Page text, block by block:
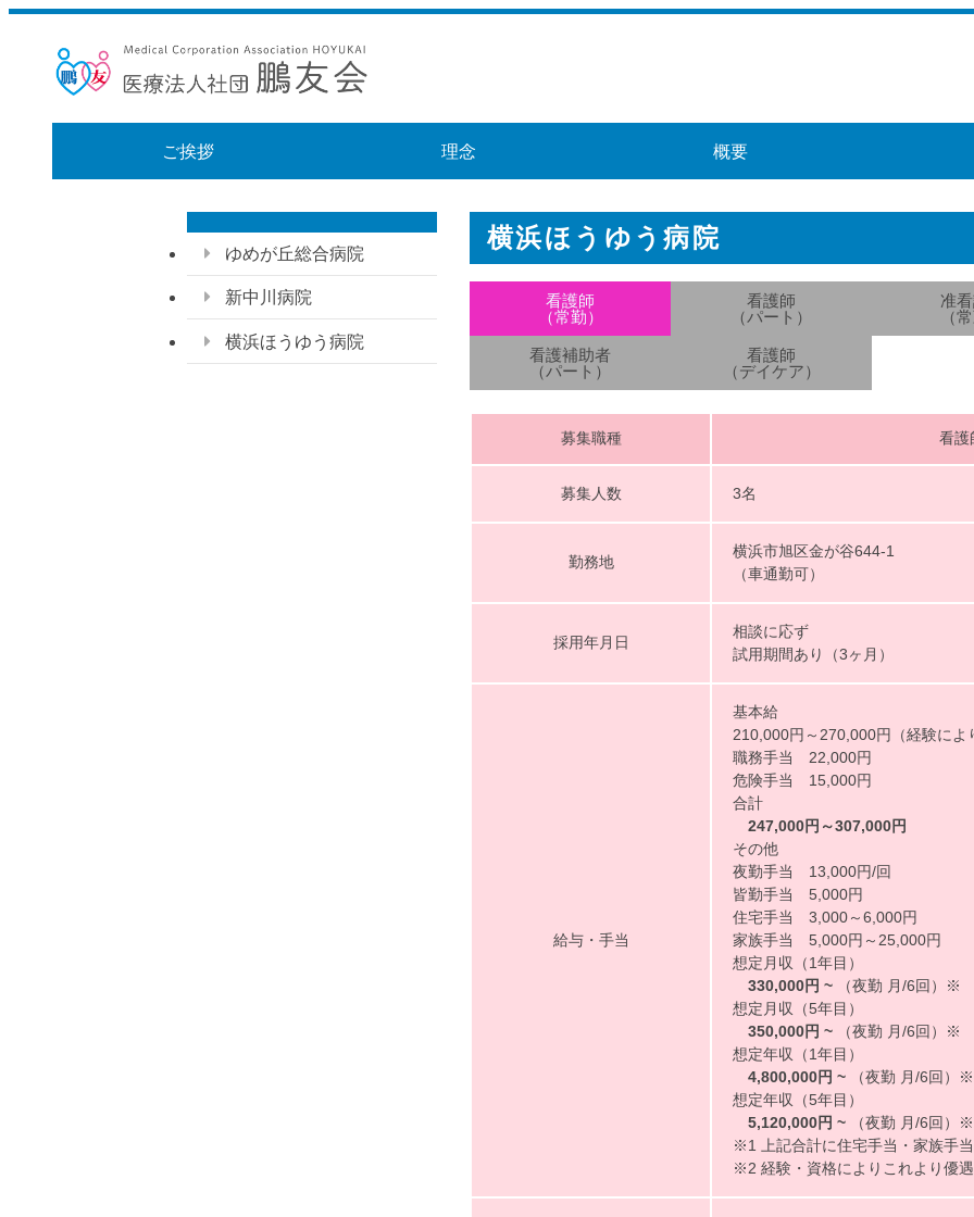
ご挨拶 理念 概要
横浜ほうゆう病院
看護師
（常勤）
募集職種 看護
募集人数 3名
勤務地
横浜市旭区金が谷644-1
（車通勤可）
採用年月日
相談に応ず
試用期間あり（3ヶ月）
給与・手当
基本給
210,000円～270,000円（経験によ
職務手当 22,000円
危険手当 15,000円
合計
247,000円～307,000円
その他
夜勤手当 13,000円/回
皆勤手当 5,000円
住宅手当 3,000～6,000円
家族手当 5,000円～25,000円
想定月収（1年目）
330,000円 ~
（夜勤 月/6回）※
想定月収（5年目）
350,000円 ~
（夜勤 月/6回）※
想定年収（1年目）
4,800,000円 ~
（夜勤 月/6回）※
想定年収（5年目）
5,120,000円 ~
（夜勤 月/6回）※
※1 上記合計に住宅手当・家族手
※2 経験・資格によりこれより優
看護師
（パート）
准
（
看護補助者
（パート）
看護師
（デイケア）
ゆめが丘総合病院
新中川病院
横浜ほうゆう病院